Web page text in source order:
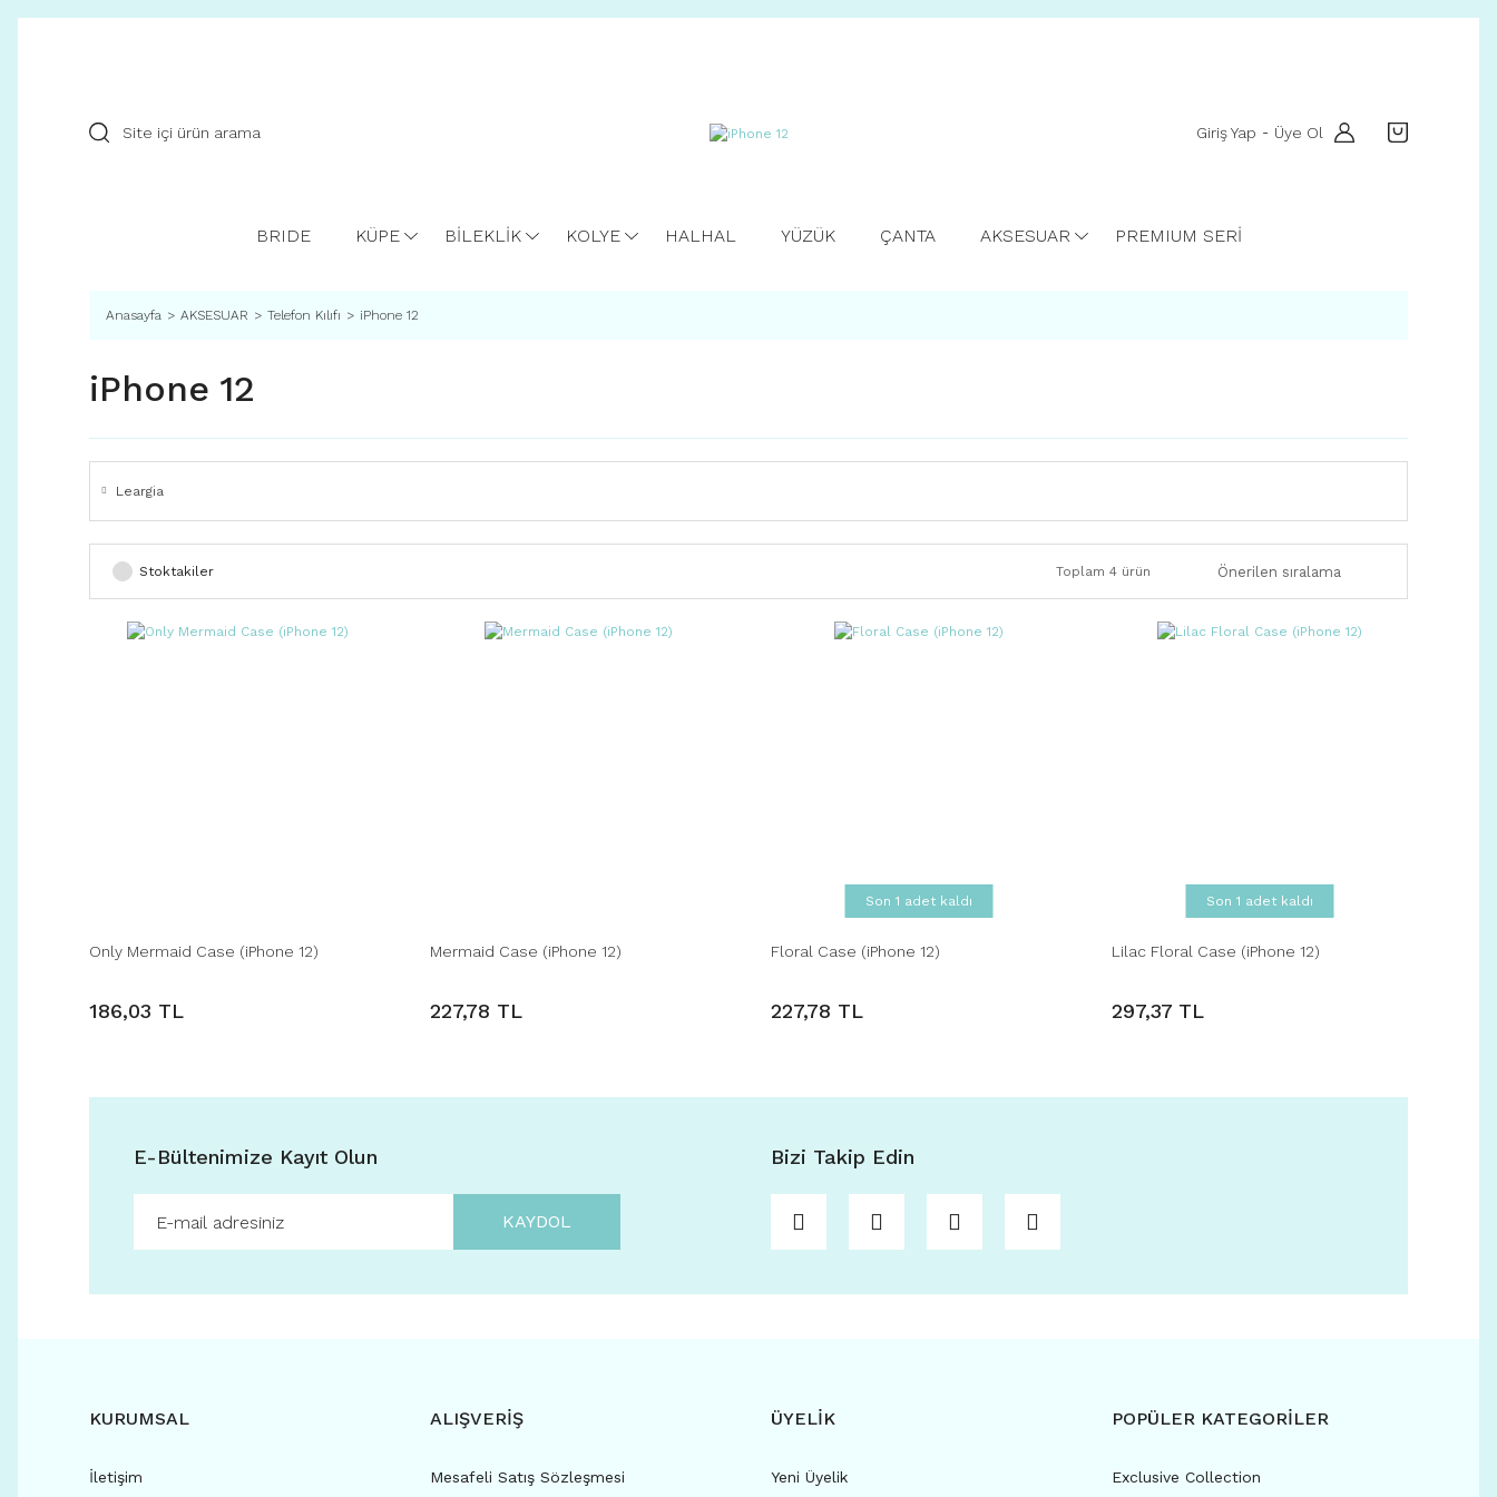
Giriş Yap - Üye Ol
BRIDE KÜPE BİLEKLİK KOLYE HALHAL YÜZÜK ÇANTA AKSESUAR PREMIUM SERİ
Anasayfa AKSESUAR Telefon Kılıfı iPhone 12
iPhone 12
Leargia
Stoktakiler Toplam 4 ürün
Only Mermaid Case (iPhone 12)
186,03 TL
Mermaid Case (iPhone 12)
227,78 TL
Son 1 adet kaldı
Floral Case (iPhone 12)
227,78 TL
Son 1 adet kaldı
Lilac Floral Case (iPhone 12)
297,37 TL
E-Bültenimize Kayıt Olun
KAYDOL
Bizi Takip Edin
KURUMSAL
İletişim
ALIŞVERİŞ
Mesafeli Satış Sözleşmesi
ÜYELİK
Yeni Üyelik
POPÜLER KATEGORİLER
Exclusive Collection